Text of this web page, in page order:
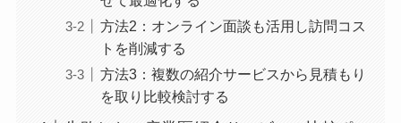
の現実的な方法
方法1：契約形態と業務範囲を自社に合
わせて最適化する
方法2：オンライン面談も活用し訪問コ
ストを削減する